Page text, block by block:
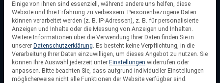
Startseite/20 kW Wechselrichter
20 kW Wechselrichter
Wechselrichter mit 20 kWstehen für leistungsstarke
Energieumwandlung im Gewerbebereich. Sie gewährleisten
eine stabile und effiziente Einspeisung in das Stromnetz,
selbst bei hohen Leistungsanforderungen. Dank moderner
Einige von ihnen sind essenziell, während andere uns helfen, diese
Website und Ihre Erfahrung zu verbessern. Personenbezogene Daten
können verarbeitet werden (z. B. IP-Adressen), z. B. für personalisierte
Anzeigen und Inhalte oder die Messung von Anzeigen und Inhalten.
Weitere Informationen über die Verwendung Ihrer Daten finden Sie in
unserer Datenschutzerklärung. Es besteht keine Verpflichtung, in die
Verarbeitung Ihrer Daten einzuwilligen, um dieses Angebot zu nutzen. Sie
können Ihre Auswahl jederzeit unter Einstellungen widerrufen oder
anpassen. Bitte beachten Sie, dass aufgrund individueller Einstellungen
möglicherweise nicht alle Funktionen der Website verfügbar sind.